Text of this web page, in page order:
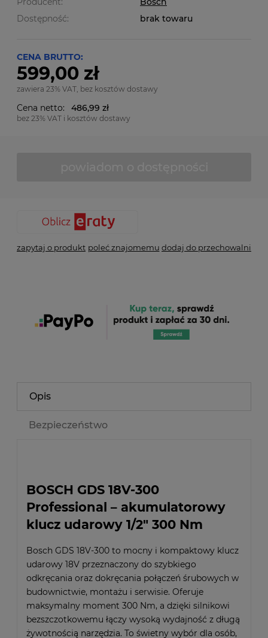
Dostępność:
brak towaru
CENA BRUTTO:
599,00 zł
zawiera 23% VAT, bez kosztów dostawy
Cena netto: 486,99 zł
bez 23% VAT i kosztów dostawy
zapytaj o produkt poleć znajomemu dodaj do przechowalni
Opis
Bezpieczeństwo
BOSCH GDS 18V-300
Professional – akumulatorowy
klucz udarowy 1/2" 300 Nm
Bosch GDS 18V-300 to mocny i kompaktowy klucz
udarowy 18V przeznaczony do szybkiego
odkręcania oraz dokręcania połączeń śrubowych w
budownictwie, montażu i serwisie. Oferuje
maksymalny moment 300 Nm, a dzięki silnikowi
bezszczotkowemu łączy wysoką wydajność z długą
żywotnością narzędzia. To świetny wybór dla osób,